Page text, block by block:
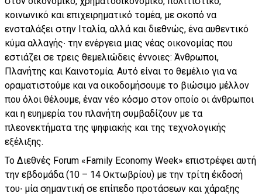
κοινωνικό και επιχειρηματικό τομέα, με σκοπό να
ενσταλάξει στην Ιταλία, αλλά και διεθνώς, ένα αυθεντικό
κύμα αλλαγής∙ την ενέργεια μιας νέας οικονομίας που
εστιάζει σε τρεις θεμελιώδεις έννοιες: Άνθρωποι,
Πλανήτης και Καινοτομία. Αυτό είναι το θεμέλιο για να
οραματιστούμε και να οικοδομήσουμε το βιώσιμο μέλλον
που όλοι θέλουμε, έναν νέο κόσμο στον οποίο οι άνθρωποι
και η ευημερία του πλανήτη συμβαδίζουν με τα
πλεονεκτήματα της ψηφιακής και της τεχνολογικής
εξέλιξης.
Το Διεθνές Forum «Family Economy Week» επιστρέφει αυτή
την εβδομάδα (10 – 14 Οκτωβρίου) με την τρίτη έκδοσή
του∙ μία σημαντική σε επίπεδο προτάσεων και χάραξης